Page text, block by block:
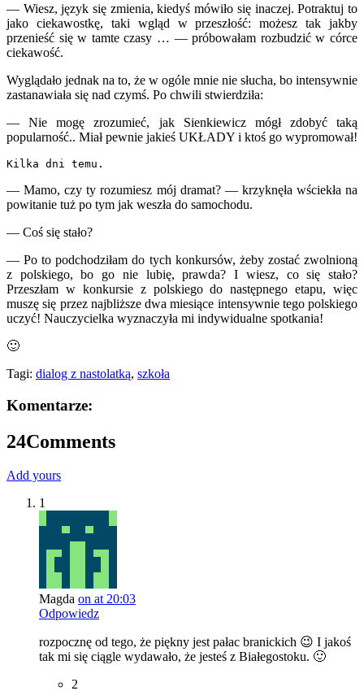
— Wiesz, język się zmienia, kiedyś mówiło się inaczej. Potraktuj to
jako ciekawostkę, taki wgląd w przeszłość: możesz tak jakby
przenieść się w tamte czasy … — próbowałam rozbudzić w córce
ciekawość.
Wyglądało jednak na to, że w ogóle mnie nie słucha, bo intensywnie
zastanawiała się nad czymś. Po chwili stwierdziła:
— Nie mogę zrozumieć, jak Sienkiewicz mógł zdobyć taką
popularność.. Miał pewnie jakieś UKŁADY i ktoś go wypromował!
Kilka dni temu.
— Mamo, czy ty rozumiesz mój dramat? — krzyknęła wściekła na
powitanie tuż po tym jak weszła do samochodu.
— Coś się stało?
— Po to podchodziłam do tych konkursów, żeby zostać zwolnioną
z polskiego, bo go nie lubię, prawda? I wiesz, co się stało?
Przeszłam w konkursie z polskiego do następnego etapu, więc
muszę się przez najbliższe dwa miesiące intensywnie tego polskiego
uczyć! Nauczycielka wyznaczyła mi indywidualne spotkania!
🙂
Tagi: dialog z nastolatką, szkoła
Komentarze:
24Comments
Add yours
1
Magda on at 20:03
Odpowiedz
rozpocznę od tego, że piękny jest pałac branickich 😉 I jakoś
tak mi się ciągle wydawało, że jesteś z Białegostoku. 🙂
2